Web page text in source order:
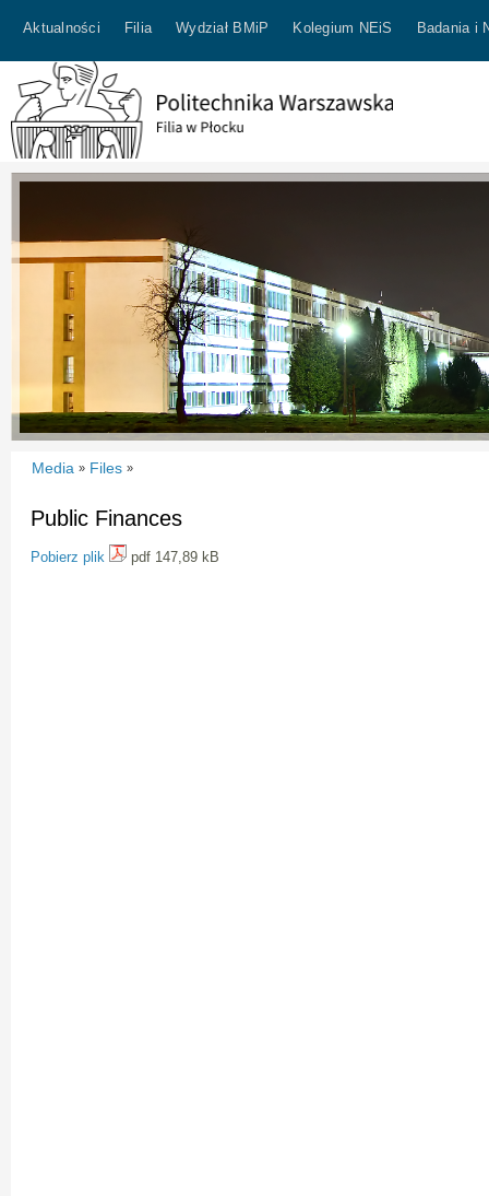
Aktualności Filia Wydział BMiP Kolegium NEiS Badania i
Media » Files »
Public Finances
Pobierz plik pdf 147,89 kB